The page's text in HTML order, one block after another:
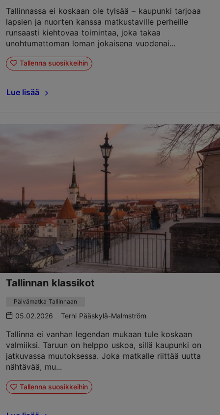
Tallinnassa ei koskaan ole tylsää – kaupunki tarjoaa
lapsien ja nuorten kanssa matkustaville perheille
runsaasti kiehtovaa toimintaa, joka takaa
unohtumattoman loman jokaisena vuodenai...
Tallenna suosikkeihin
Lue lisää
Tallinnan klassikot
Päivämatka Tallinnaan
05.02.2026 Terhi Pääskylä-Malmström
Tallinna ei vanhan legendan mukaan tule koskaan
valmiiksi. Taruun on helppo uskoa, sillä kaupunki on
jatkuvassa muutoksessa. Joka matkalle riittää uutta
nähtävää, mu...
Tallenna suosikkeihin